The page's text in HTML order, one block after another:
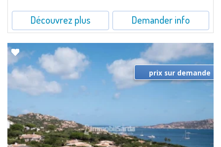
Découvrez plus Demander info
prix sur demande